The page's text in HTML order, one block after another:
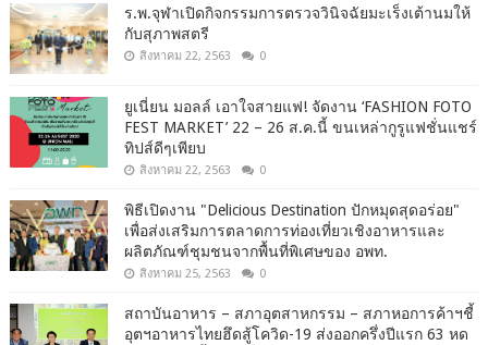
ร.พ.จุฬาเปิดกิจกรรมการตรวจวินิจฉัยมะเร็งเต้านมให้
กับสุภาพสตรี
สิงหาคม 22, 2563 0
ยูเนี่ยน มอลล์ เอาใจสายแฟ! จัดงาน ‘FASHION FOTO
FEST MARKET’ 22 – 26 ส.ค.นี้ ขนเหล่ากูรูแฟชั่นแชร์
ทิปส์ดีๆเพียบ
สิงหาคม 22, 2563 0
พิธีเปิดงาน "Delicious Destination ปักหมุดสุดอร่อย"
เพื่อส่งเสริมการตลาดการท่องเที่ยวเชิงอาหารและ
ผลิตภัณฑ์ชุมชนจากพื้นที่พิเศษของ อพท.
สิงหาคม 25, 2563 0
สถาบันอาหาร – สภาอุตสาหกรรม – สภาหอการค้าฯชี้
อุตฯอาหารไทยฮึดสู้โควิด-19 ส่งออกครึ่งปีแรก 63 หด